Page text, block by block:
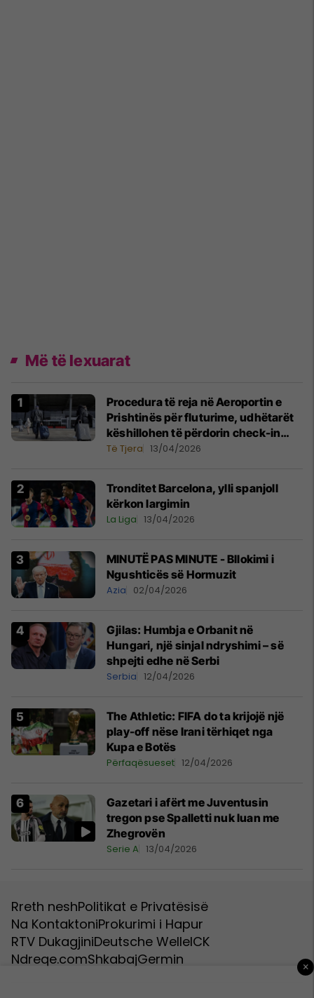
Më të lexuarat
Procedura të reja në Aeroportin e
Prishtinës për fluturime, udhëtarët
këshillohen të përdorin check-in
online
Të Tjera 13/04/2026
Tronditet Barcelona, ylli spanjoll
kërkon largimin
La Liga 13/04/2026
MINUTË PAS MINUTE - Bllokimi i
Ngushticës së Hormuzit
Azia 02/04/2026
Gjilas: Humbja e Orbanit në
Hungari, një sinjal ndryshimi – së
shpejti edhe në Serbi
Serbia 12/04/2026
The Athletic: FIFA do ta krijojë një
play-off nëse Irani tërhiqet nga
Kupa e Botës
Përfaqësueset 12/04/2026
Gazetari i afërt me Juventusin
tregon pse Spalletti nuk luan me
Zhegrovën
Serie A 13/04/2026
Rreth neshPolitikat e Privatësisë
Na KontaktoniProkurimi i Hapur
RTV DukagjiniDeutsche WelleICK
Ndreqe.comShkabajGermin ×